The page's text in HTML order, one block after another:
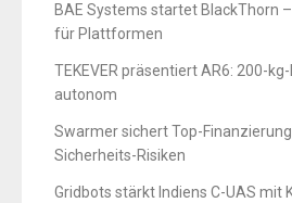
BAE Systems startet BlackThorn
für Plattformen
TEKEVER präsentiert AR6: 200-
autonom
Swarmer sichert Top-
Sicherheits-Risiken
Gridbots stärkt Indiens C-UAS mit